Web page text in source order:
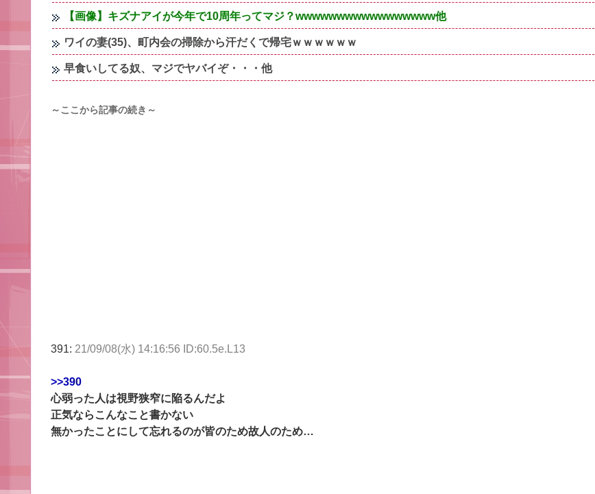
【画像】キズナアイが今年で10周年ってマジ？wwwwwwwwwwwwwwwww他
ワイの妻(35)、町内会の掃除から汗だくで帰宅ｗｗｗｗｗｗ
早食いしてる奴、マジでヤバイぞ・・・他
～ここから記事の続き～
391: 21/09/08(水) 14:16:56 ID:60.5e.L13
>>390
心弱った人は視野狭窄に陥るんだよ
正気ならこんなこと書かない
無かったことにして忘れるのが皆のため故人のため…